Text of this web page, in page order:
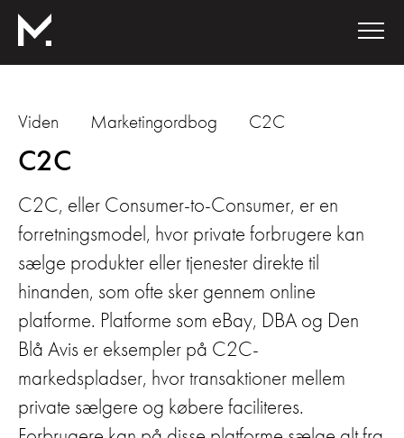
Viden Marketingordbog C2C
C2C
C2C, eller Consumer-to-Consumer, er en
forretningsmodel, hvor private forbrugere kan
sælge produkter eller tjenester direkte til
hinanden, som ofte sker gennem online
platforme. Platforme som eBay, DBA og Den
Blå Avis er eksempler på C2C-
markedspladser, hvor transaktioner mellem
private sælgere og købere faciliteres.